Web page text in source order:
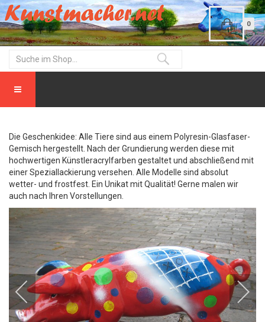
0
Die Geschenkidee: Alle Tiere sind aus einem Polyresin-Glasfaser-
Gemisch hergestellt. Nach der Grundierung werden diese mit
hochwertigen Künstleracrylfarben gestaltet und abschließend mit
einer Speziallackierung versehen. Alle Modelle sind absolut
wetter- und frostfest. Ein Unikat mit Qualität! Gerne malen wir
auch nach Ihren Vorstellungen.